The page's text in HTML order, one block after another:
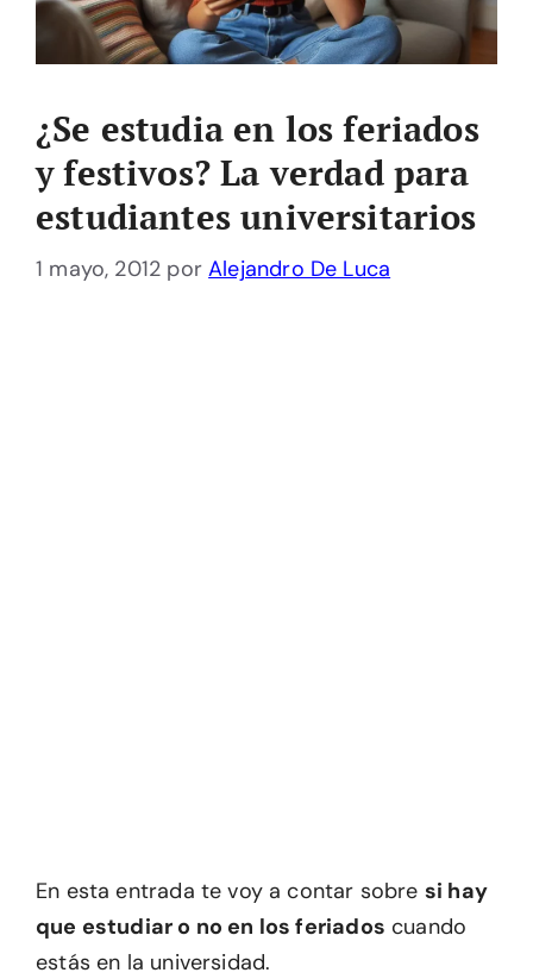
¿Se estudia en los feriados
y festivos? La verdad para
estudiantes universitarios
1 mayo, 2012 porAlejandro De Luca
En esta entrada te voy a contar sobre si hay
que estudiar o no en los feriados cuando
estás en la universidad.